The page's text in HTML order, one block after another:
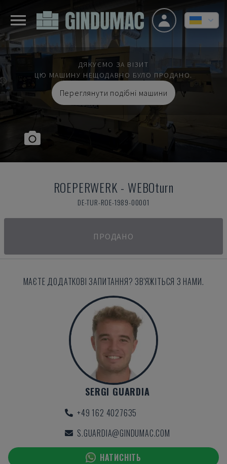
ДЯКУЄМО ЗА ВІЗИТ
ЦЮ МАШИНУ НЕЩОДАВНО БУЛО ПРОДАНО.
Переглянути подібні машини
ROEPERWERK - WEBOturn
DE-TUR-ROE-1989-00001
ПРОДАНО
МАЄТЕ ДОДАТКОВІ ЗАПИТАННЯ? ЗВ'ЯЖІТЬСЯ З НАМИ.
SERGI GUARDIA
+49 162 4027635
S.GUARDIA@GINDUMAC.COM
НАТИСНІТЬ